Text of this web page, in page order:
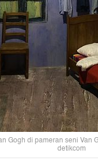
Gogh di pameran seni Van
detikcom